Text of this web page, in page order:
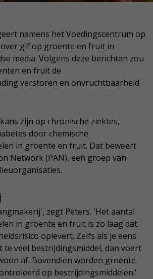
namens het Voedingscentrum op
gif op groente en fruit in
media. Volgens deze berichten zou
en fruit de
verstoren en onvruchtbaarheid
zijn op chronische ziektes,
door chemische
in groente en fruit. Dat beweert
Network (PAN), een groep van
zegt Peters. 'Het aantal
in groente en fruit is zo laag dat
oplevert. Zelfs als je eens
te veel bestrijdingsmiddel, dan voert
af. Bovendien worden groente
op bestrijdingsmiddelen.'